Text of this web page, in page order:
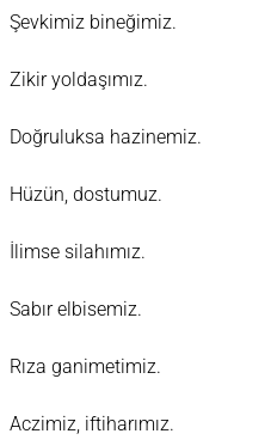
Şevkimiz bineğimiz.
Zikir yoldaşımız.
Doğruluksa hazinemiz.
Hüzün, dostumuz.
İlimse silahımız.
Sabır elbisemiz.
Rıza ganimetimiz.
Aczimiz, iftiharımız.